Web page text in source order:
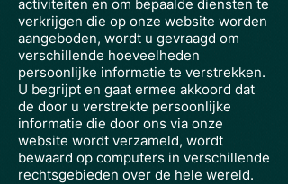
activiteiten en om bepaalde diensten te
verkrijgen die op onze website worden
aangeboden, wordt u gevraagd om
verschillende hoeveelheden
persoonlijke informatie te verstrekken.
U begrijpt en gaat ermee akkoord dat
de door u verstrekte persoonlijke
informatie die door ons via onze
website wordt verzameld, wordt
bewaard op computers in verschillende
rechtsgebieden over de hele wereld.